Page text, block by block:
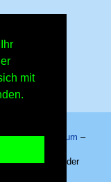
mit
–Impressum –
Kleiner Kalender